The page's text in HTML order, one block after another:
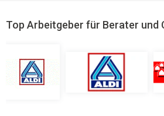
Top Arbeitgeber für Berater und